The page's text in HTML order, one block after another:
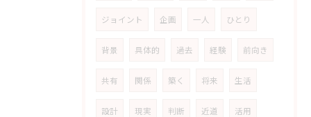
ジョイント 企画 一人 ひとり
背景 具体的 過去 経験 前向き
共有 関係 築く 将来 生活
設計 現実 判断 近道 活用